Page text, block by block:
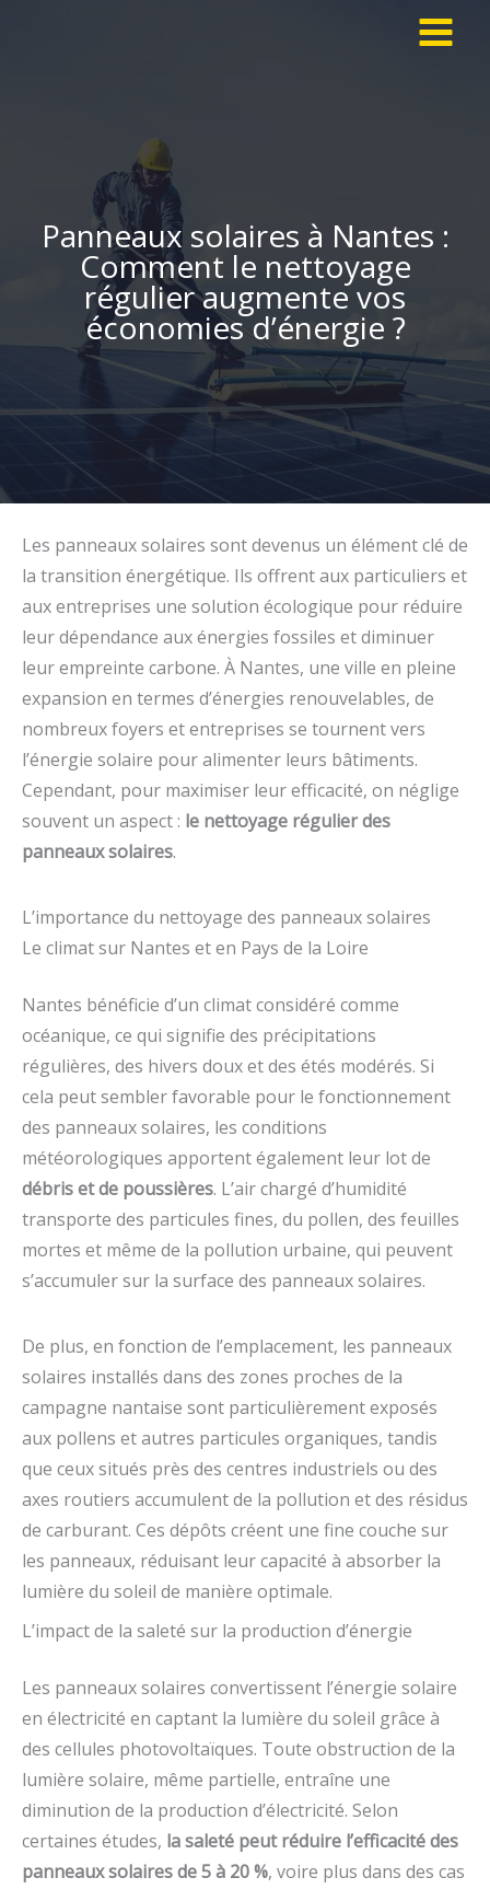
Panneaux solaires à Nantes :
Comment le nettoyage
régulier augmente vos
économies d’énergie ?
Les panneaux solaires sont devenus un élément clé de
la transition énergétique. Ils offrent aux particuliers et
aux entreprises une solution écologique pour réduire
leur dépendance aux énergies fossiles et diminuer
leur empreinte carbone. À Nantes, une ville en pleine
expansion en termes d’énergies renouvelables, de
nombreux foyers et entreprises se tournent vers
l’énergie solaire pour alimenter leurs bâtiments.
Cependant, pour maximiser leur efficacité, on néglige
souvent un aspect : le nettoyage régulier des
panneaux solaires.
L’importance du nettoyage des panneaux solaires
Le climat sur Nantes et en Pays de la Loire
Nantes bénéficie d’un climat considéré comme
océanique, ce qui signifie des précipitations
régulières, des hivers doux et des étés modérés. Si
cela peut sembler favorable pour le fonctionnement
des panneaux solaires, les conditions
météorologiques apportent également leur lot de
débris et de poussières. L’air chargé d’humidité
transporte des particules fines, du pollen, des feuilles
mortes et même de la pollution urbaine, qui peuvent
s’accumuler sur la surface des panneaux solaires.
De plus, en fonction de l’emplacement, les panneaux
solaires installés dans des zones proches de la
campagne nantaise sont particulièrement exposés
aux pollens et autres particules organiques, tandis
que ceux situés près des centres industriels ou des
axes routiers accumulent de la pollution et des résidus
de carburant. Ces dépôts créent une fine couche sur
les panneaux, réduisant leur capacité à absorber la
lumière du soleil de manière optimale.
L’impact de la saleté sur la production d’énergie
Les panneaux solaires convertissent l’énergie solaire
en électricité en captant la lumière du soleil grâce à
des cellules photovoltaïques. Toute obstruction de la
lumière solaire, même partielle, entraîne une
diminution de la production d’électricité. Selon
certaines études, la saleté peut réduire l’efficacité des
panneaux solaires de 5 à 20 %, voire plus dans des cas